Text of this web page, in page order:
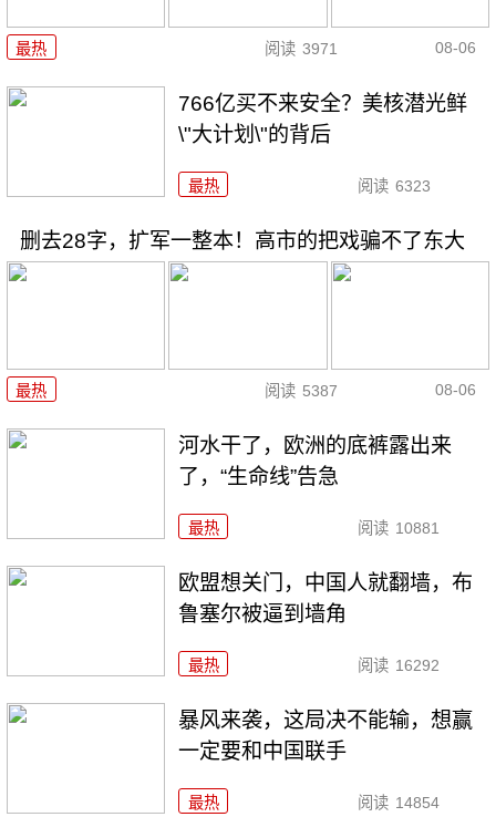
最热 阅读 3971 08-06
766亿买不来安全？美核潜光鲜
\"大计划\"的背后
最热 阅读 6323
删去28字，扩军一整本！高市的把戏骗不了东大
最热 阅读 5387 08-06
河水干了，欧洲的底裤露出来
了，“生命线”告急
最热 阅读 10881
欧盟想关门，中国人就翻墙，布
鲁塞尔被逼到墙角
最热 阅读 16292
暴风来袭，这局决不能输，想赢
一定要和中国联手
最热 阅读 14854